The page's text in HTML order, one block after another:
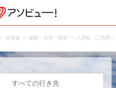
北海道 函館・大沼・松前 八雲町（二海郡）
すべての行き先